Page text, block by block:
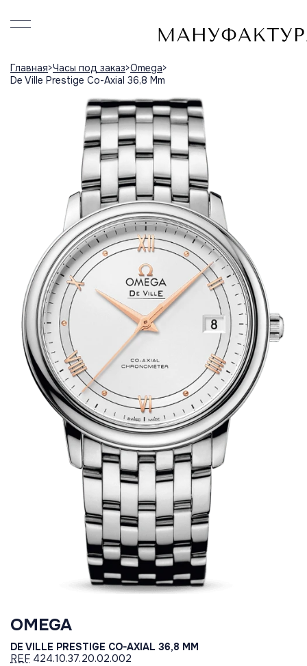
Главная Часы под заказ Omega
De Ville Prestige Co-Axial 36,8 Mm
OMEGA
DE VILLE PRESTIGE CO-AXIAL 36,8 MM
REF 424.10.37.20.02.002